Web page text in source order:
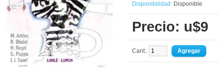
Disponibilidad: Disponible
Precio: u$9
Cant.: